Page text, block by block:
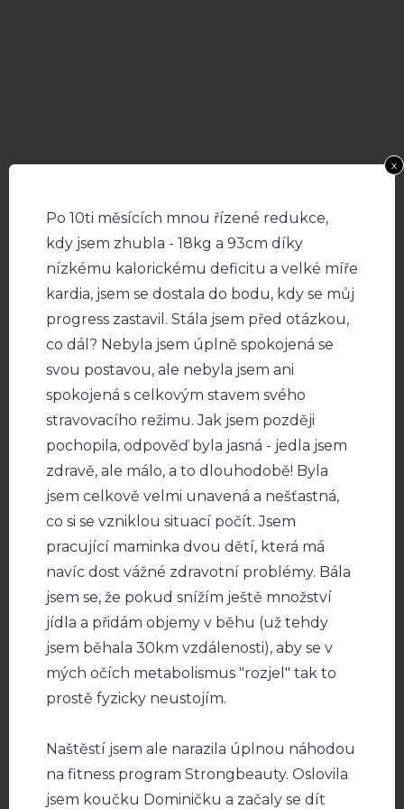
Po 10ti měsících mnou řízené redukce,
kdy jsem zhubla - 18kg a 93cm díky
nízkému kalorickému deficitu a velké míře
kardia, jsem se dostala do bodu, kdy se můj
progress zastavil. Stála jsem před otázkou,
co dál? Nebyla jsem úplně spokojená se
svou postavou, ale nebyla jsem ani
spokojená s celkovým stavem svého
stravovacího režimu. Jak jsem později
pochopila, odpověď byla jasná - jedla jsem
zdravě, ale málo, a to dlouhodobě! Byla
jsem celkově velmi unavená a nešťastná,
co si se vzniklou situací počít. Jsem
pracující maminka dvou dětí, která má
navíc dost vážné zdravotní problémy. Bála
jsem se, že pokud snížím ještě množství
jídla a přidám objemy v běhu (už tehdy
jsem běhala 30km vzdálenosti), aby se v
mých očích metabolismus "rozjel" tak to
prostě fyzicky neustojím.
Naštěstí jsem ale narazila úplnou náhodou
na fitness program Strongbeauty. Oslovila
jsem koučku Dominičku a začaly se dít
x